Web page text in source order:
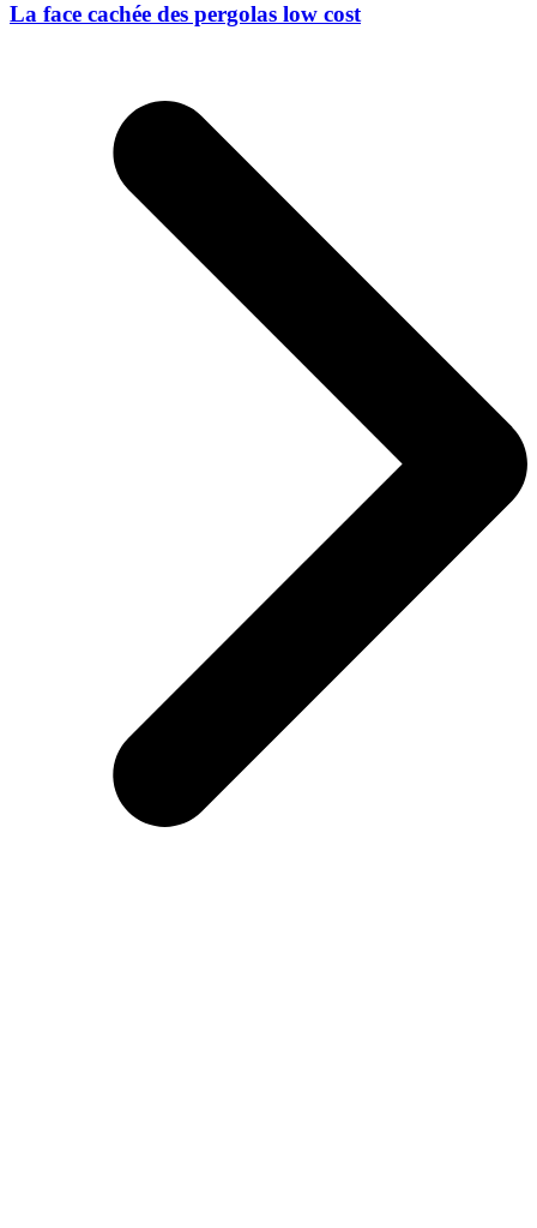
La face cachée des pergolas low cost